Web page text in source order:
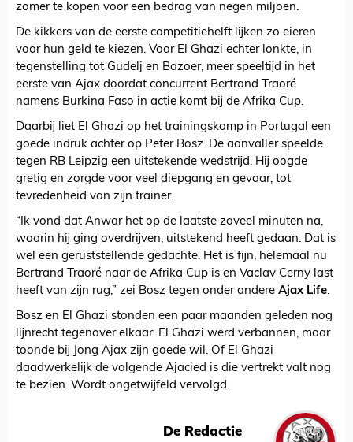
zomer te kopen voor een bedrag van negen miljoen.
De kikkers van de eerste competitiehelft lijken zo eieren
voor hun geld te kiezen. Voor El Ghazi echter lonkte, in
tegenstelling tot Gudelj en Bazoer, meer speeltijd in het
eerste van Ajax doordat concurrent Bertrand Traoré
namens Burkina Faso in actie komt bij de Afrika Cup.
Daarbij liet El Ghazi op het trainingskamp in Portugal een
goede indruk achter op Peter Bosz. De aanvaller speelde
tegen RB Leipzig een uitstekende wedstrijd. Hij oogde
gretig en zorgde voor veel diepgang en gevaar, tot
tevredenheid van zijn trainer.
“Ik vond dat Anwar het op de laatste zoveel minuten na,
waarin hij ging overdrijven, uitstekend heeft gedaan. Dat is
wel een geruststellende gedachte. Het is fijn, helemaal nu
Bertrand Traoré naar de Afrika Cup is en Vaclav Cerny last
heeft van zijn rug,” zei Bosz tegen onder andere Ajax Life.
Bosz en El Ghazi stonden een paar maanden geleden nog
lijnrecht tegenover elkaar. El Ghazi werd verbannen, maar
toonde bij Jong Ajax zijn goede wil. Of El Ghazi
daadwerkelijk de volgende Ajacied is die vertrekt valt nog
te bezien. Wordt ongetwijfeld vervolgd.
De Redactie